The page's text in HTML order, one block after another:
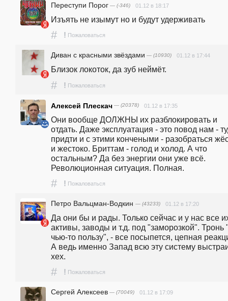
Переступи Порог — (-346) 01.12 в 18:17
Изъять не изымут но и будут удерживать
# ! Пожаловаться
Диван с красными звёздами — (10930) 01.12 в 17:44
Близок локоток, да зуб неймёт.
# ! Пожаловаться
Алексей Плескач — (20378) 01.12 в 17:35
Они вообще ДОЛЖНЫ их разблокировать и
отдать. Даже эксплуатация - это повод нам -
придти и с этими кончеными - разобраться
и жестоко. Бриттам - голод и холод. А что
остальным? Да без энергии они уже всё.
Революционная ситуация. Полная.
# ! Пожаловаться
Петро Вальцман-Водкин — (43233) 01.12 в 17:20
Да они бы и рады. Только сейчас и у нас все
активы, заводы и т.д. под "заморозкой". Тронь
чью-то пользу", - все посыпется, цепная
А ведь именно Запад всю эту систему
хех.
# ! Пожаловаться
Сергей Алексеев — (70049) 01.12 в 17:09